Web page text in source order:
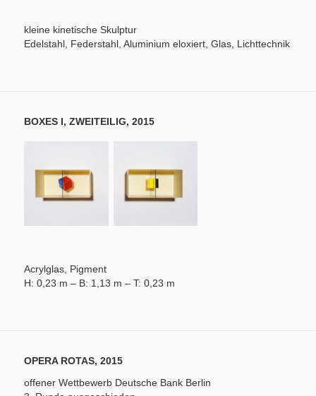
kleine kinetische Skulptur
Edelstahl, Federstahl, Aluminium eloxiert, Glas, Lichttechnik
BOXES I, ZWEITEILIG, 2015
Acrylglas, Pigment
H: 0,23 m – B: 1,13 m – T: 0,23 m
OPERA ROTAS, 2015
offener Wettbewerb Deutsche Bank Berlin